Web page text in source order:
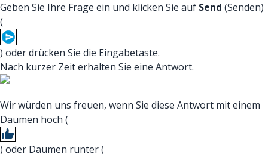
Geben Sie Ihre Frage ein und klicken Sie auf Send (Senden)
(
) oder drücken Sie die Eingabetaste.
Nach kurzer Zeit erhalten Sie eine Antwort.
Wir würden uns freuen, wenn Sie diese Antwort mit einem
Daumen hoch (
) oder Daumen runter (